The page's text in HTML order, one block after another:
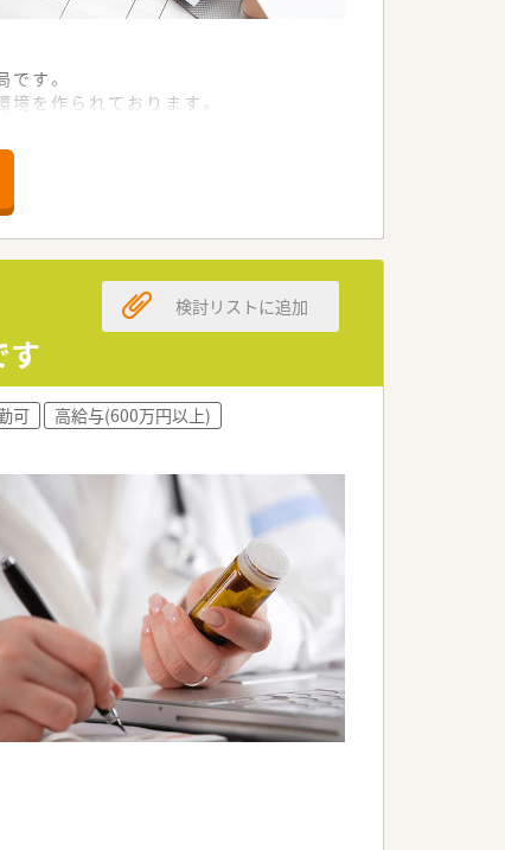
す。
を作られております。
す
検討リストに追加
可
高給与(600万円以上)